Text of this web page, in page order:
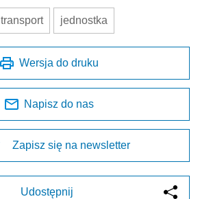
transport jednostka
Wersja do druku
Napisz do nas
Zapisz się na newsletter
Udostępnij